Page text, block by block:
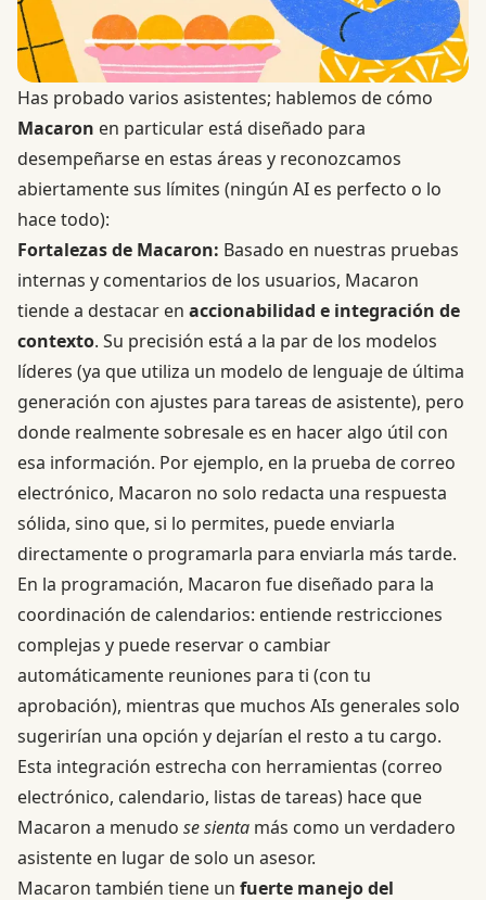
Has probado varios asistentes; hablemos de cómo
Macaron en particular está diseñado para
desempeñarse en estas áreas y reconozcamos
abiertamente sus límites (ningún AI es perfecto o lo
hace todo):
Fortalezas de Macaron: Basado en nuestras pruebas
internas y comentarios de los usuarios, Macaron
tiende a destacar en accionabilidad e integración de
contexto. Su precisión está a la par de los modelos
líderes (ya que utiliza un modelo de lenguaje de última
generación con ajustes para tareas de asistente), pero
donde realmente sobresale es en hacer algo útil con
esa información. Por ejemplo, en la prueba de correo
electrónico, Macaron no solo redacta una respuesta
sólida, sino que, si lo permites, puede enviarla
directamente o programarla para enviarla más tarde.
En la programación, Macaron fue diseñado para la
coordinación de calendarios: entiende restricciones
complejas y puede reservar o cambiar
automáticamente reuniones para ti (con tu
aprobación), mientras que muchos AIs generales solo
sugerirían una opción y dejarían el resto a tu cargo.
Esta integración estrecha con herramientas (correo
electrónico, calendario, listas de tareas) hace que
Macaron a menudo se sienta más como un verdadero
asistente en lugar de solo un asesor.
Macaron también tiene un fuerte manejo del